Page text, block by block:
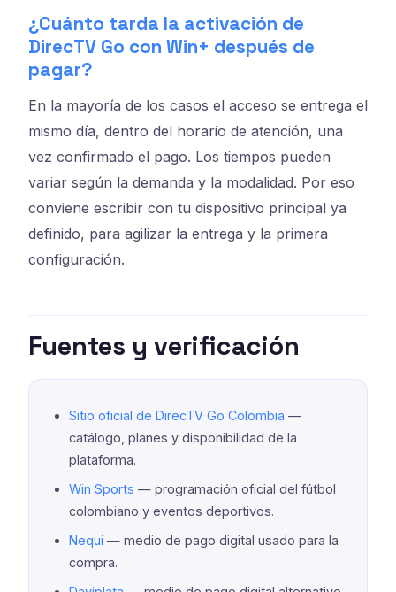
¿Cuánto tarda la activación de
DirecTV Go con Win+ después de
pagar?
En la mayoría de los casos el acceso se entrega el
mismo día, dentro del horario de atención, una
vez confirmado el pago. Los tiempos pueden
variar según la demanda y la modalidad. Por eso
conviene escribir con tu dispositivo principal ya
definido, para agilizar la entrega y la primera
configuración.
Fuentes y verificación
Sitio oficial de DirecTV Go Colombia —
catálogo, planes y disponibilidad de la
plataforma.
Win Sports — programación oficial del fútbol
colombiano y eventos deportivos.
Nequi — medio de pago digital usado para la
compra.